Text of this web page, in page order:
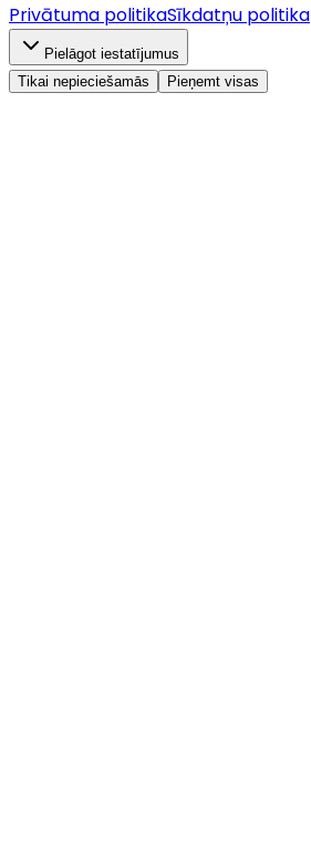
Privātuma politikaSīkdatņu politika
Pielāgot iestatījumus
Tikai nepieciešamās
Pieņemt visas